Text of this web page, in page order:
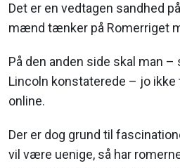
Det er en vedtagen sandhed
mænd tænker på Romerriget
På den anden side skal man –
Lincoln konstaterede – jo
online.
Der er dog grund til
vil være uenige, så har